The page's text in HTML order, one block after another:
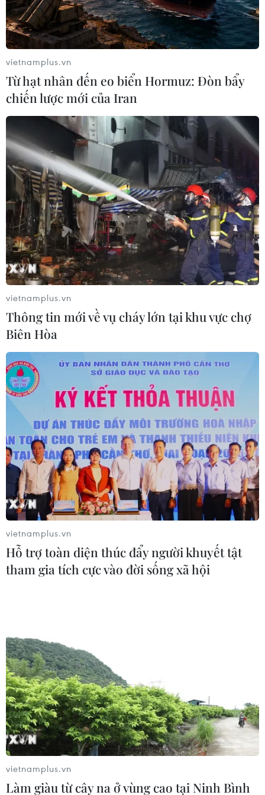
năm đến 2,6 triệunăm là cỏ.
Người nguyên thủy Paranthropus boisei được
phát hiện tại khu vực OlduvaiGorge thuộc
Tanzania vào tháng 7/1959.
Người nguyên thủy Paranthropus boisei có hàm
răng lớn gấp 2 đến 3 lần sovới người hiện đại
và có hàm dưới rất khỏe phù hợp cho việc nhai
gặm.
Phát hiện mới nhất của các nhà khoa học Mỹ đã
đi ngược lại quan điểm trướcđó của nhiều nhà
khoa học cho rằng người nguyên thủy
Paranthropus boisei chủ yếuăn hạt./.
Ngọc Thúy (Vietnam+)
#Người nguyên thủy #Paranthropus boisei
#Thức ăn
#Cỏ
Theo dõi VietnamPlus
TIN CÙNG CHUYÊN MỤC
Việt Nam hướng tới làm
chủ 10 công nghệ lõi vào năm 2030
06/08/2026 04:38
Việt Nam và Lào thúc đẩy hợp tác
vietnamplus.vn
Từ hạt nhân đến eo biển Hormuz: Đòn bẩy
chiến lược mới của Iran
vietnamplus.vn
Thông tin mới về vụ cháy lớn tại khu vực chợ
Biên Hòa
vietnamplus.vn
Hỗ trợ toàn diện thúc đẩy người khuyết tật
tham gia tích cực vào đời sống xã hội
vietnamplus.vn
Làm giàu từ cây na ở vùng cao tại Ninh Bình